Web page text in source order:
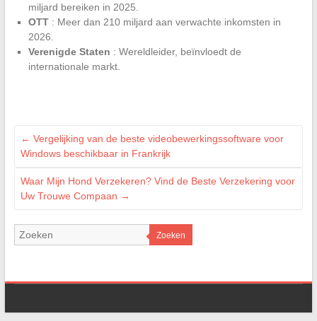
miljard bereiken in 2025.
OTT: Meer dan 210 miljard aan verwachte inkomsten in
2026.
Verenigde Staten : Wereldleider, beïnvloedt de
internationale markt.
← Vergelijking van de beste videobewerkingssoftware voor
Windows beschikbaar in Frankrijk
Waar Mijn Hond Verzekeren? Vind de Beste Verzekering voor
Uw Trouwe Compaan →
Zoeken